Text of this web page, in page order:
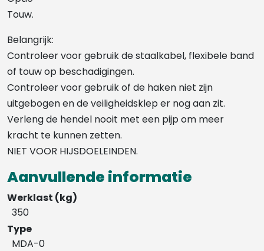
Touw.
Belangrijk:
Controleer voor gebruik de staalkabel, flexibele band
of touw op beschadigingen.
Controleer voor gebruik of de haken niet zijn
uitgebogen en de veiligheidsklep er nog aan zit.
Verleng de hendel nooit met een pijp om meer
kracht te kunnen zetten.
NIET VOOR HIJSDOELEINDEN.
Aanvullende informatie
Werklast (kg)
350
Type
MDA-0